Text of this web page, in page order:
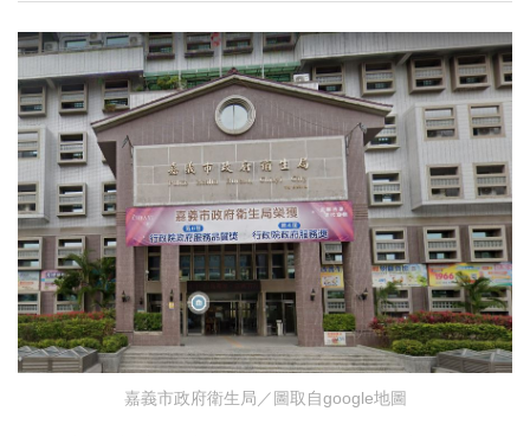
嘉義市政府衛生局／圖取自google地圖